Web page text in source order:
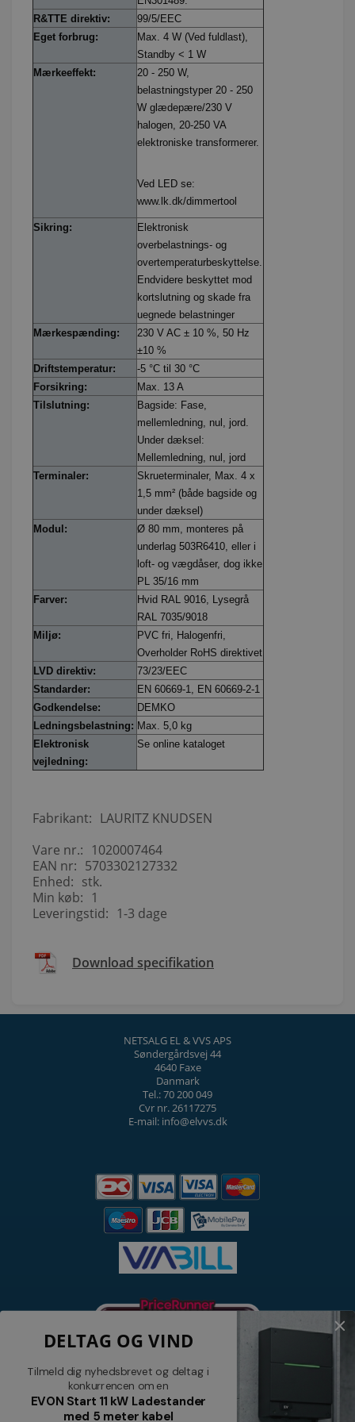
R&TTE direktiv:
99/5/EEC
Eget forbrug:
Max. 4 W (Ved fuldlast),
Standby < 1 W
Mærkeeffekt:
20 - 250 W,
belastningstyper 20 - 250
W glædepære/230 V
halogen, 20-250 VA
elektroniske transformerer.
Ved LED se:
www.lk.dk/dimmertool
Sikring:
Elektronisk
overbelastnings- og
overtemperaturbeskyttelse.
Endvidere beskyttet mod
kortslutning og skade fra
uegnede belastninger
Mærkespænding:
230 V AC ± 10 %, 50 Hz
±10 %
Driftstemperatur:
-5 °C til 30 °C
Forsikring:
Max. 13 A
Tilslutning:
Bagside: Fase,
mellemledning, nul, jord.
Under dæksel:
Mellemledning, nul, jord
Terminaler:
Skrueterminaler, Max. 4 x
1,5 mm² (både bagside og
under dæksel)
Modul:
Ø 80 mm, monteres på
underlag 503R6410, eller i
loft- og vægdåser, dog ikke
PL 35/16 mm
Farver:
Hvid RAL 9016, Lysegrå
RAL 7035/9018
Miljø:
PVC fri, Halogenfri,
Overholder RoHS direktivet
LVD direktiv:
73/23/EEC
Standarder:
EN 60669-1, EN 60669-2-1
Godkendelse:
DEMKO
Ledningsbelastning: Max. 5,0 kg
Elektronisk
vejledning:
Se online kataloget
Fabrikant: LAURITZ KNUDSEN
Vare nr.: 1020007464
EAN nr: 5703302127332
Enhed: stk.
Min køb: 1
Leveringstid: 1-3 dage
Download specifikation
NETSALG EL & VVS APS
Søndergårdsvej 44
4640 Faxe
Danmark
Tel.: 70 200 049
Cvr nr. 26117275
E-mail: info@elvvs.dk
DELTAG OG VIND
Tilmeld dig nyhedsbrevet og deltag i
konkurrencen om en
EVON Start 11 kW Ladestander
med 5 meter kabel